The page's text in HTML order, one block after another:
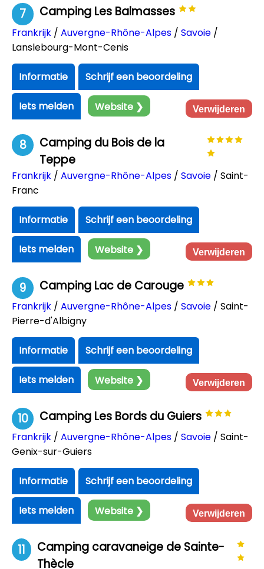
7 Camping Les Balmasses
Frankrijk / Auvergne-Rhône-Alpes / Savoie /
Lanslebourg-Mont-Cenis
Informatie Schrijf een beoordeling
Iets melden Website ❯ Verwijderen
8
Camping du Bois de la
Teppe
Frankrijk / Auvergne-Rhône-Alpes / Savoie / Saint-
Franc
Informatie Schrijf een beoordeling
Iets melden Website ❯ Verwijderen
9 Camping Lac de Carouge
Frankrijk / Auvergne-Rhône-Alpes / Savoie / Saint-
Pierre-d'Albigny
Informatie Schrijf een beoordeling
Iets melden Website ❯ Verwijderen
10 Camping Les Bords du Guiers
Frankrijk / Auvergne-Rhône-Alpes / Savoie / Saint-
Genix-sur-Guiers
Informatie Schrijf een beoordeling
Iets melden Website ❯ Verwijderen
11
Camping caravaneige de Sainte-
Thècle